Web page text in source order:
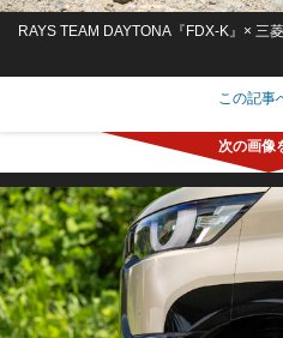
RAYS TEAM DAYTONA『FDX-K』× 三
この記事